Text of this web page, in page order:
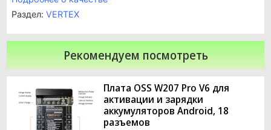
Раздел: VERTEX
Рекомендуем посмотреть
Плата OSS W207 Pro V6 для
активации и зарядки
аккумуляторов Android, 18
разъемов